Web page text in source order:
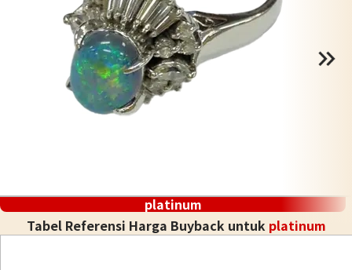
platinum
Tabel Referensi Harga Buyback untuk platinum